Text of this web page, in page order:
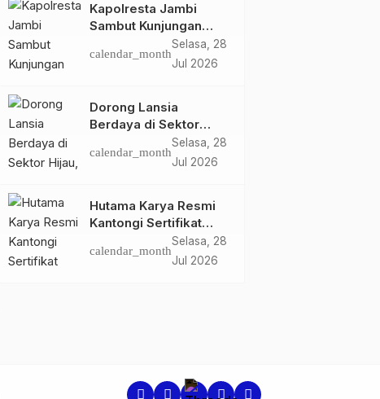
Gram Sabu
Kapolresta Jambi
Sambut Kunjungan
Ketua dan Pengurus
PWI Kota Jambi
calendar_month
Selasa, 28
Jul 2026
Dorong Lansia
Berdaya di Sektor
Hijau, Pertamina EP
Jambi Gagas
calendar_month
Selasa, 28
Jul 2026
Hutama Karya Resmi
Kantongi Sertifikat
Persetujuan Laik
Fungsi Struktur
calendar_month
Selasa, 28
Jul 2026